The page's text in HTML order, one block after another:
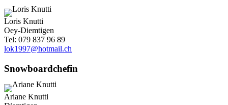
Loris Knutti
Oey-Diemtigen
Tel: 079 837 96 89
lok1997@hotmail.ch
Snowboardchefin
Ariane Knutti